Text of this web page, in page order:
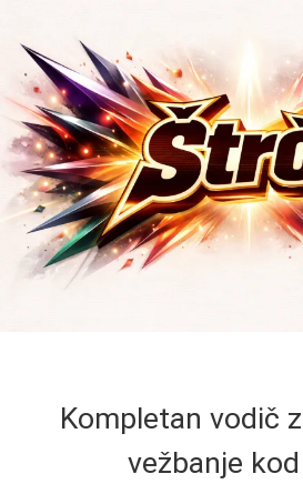
Kompletan vodič
vežbanje